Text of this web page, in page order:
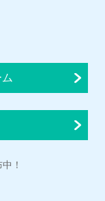
！